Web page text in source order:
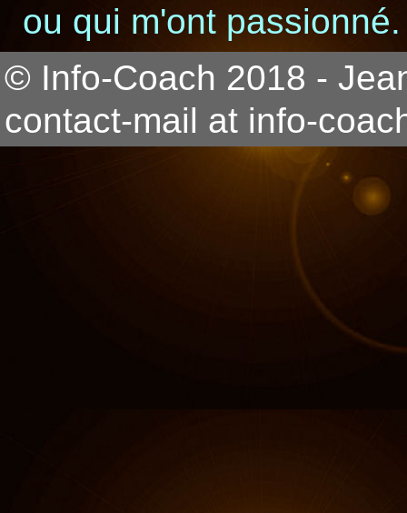
ou qui m'ont passionné.
© Info-Coach 2018 -
contact-mail at info-